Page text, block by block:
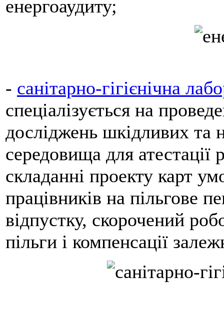
енергоаудиту;
- санітарно-гігієнічна
спеціалізується на
досліджень шкідливих та
середовища для
складанні проекту карт
працівників на пільгове
відпустку, скорочений
пільги і компенсації